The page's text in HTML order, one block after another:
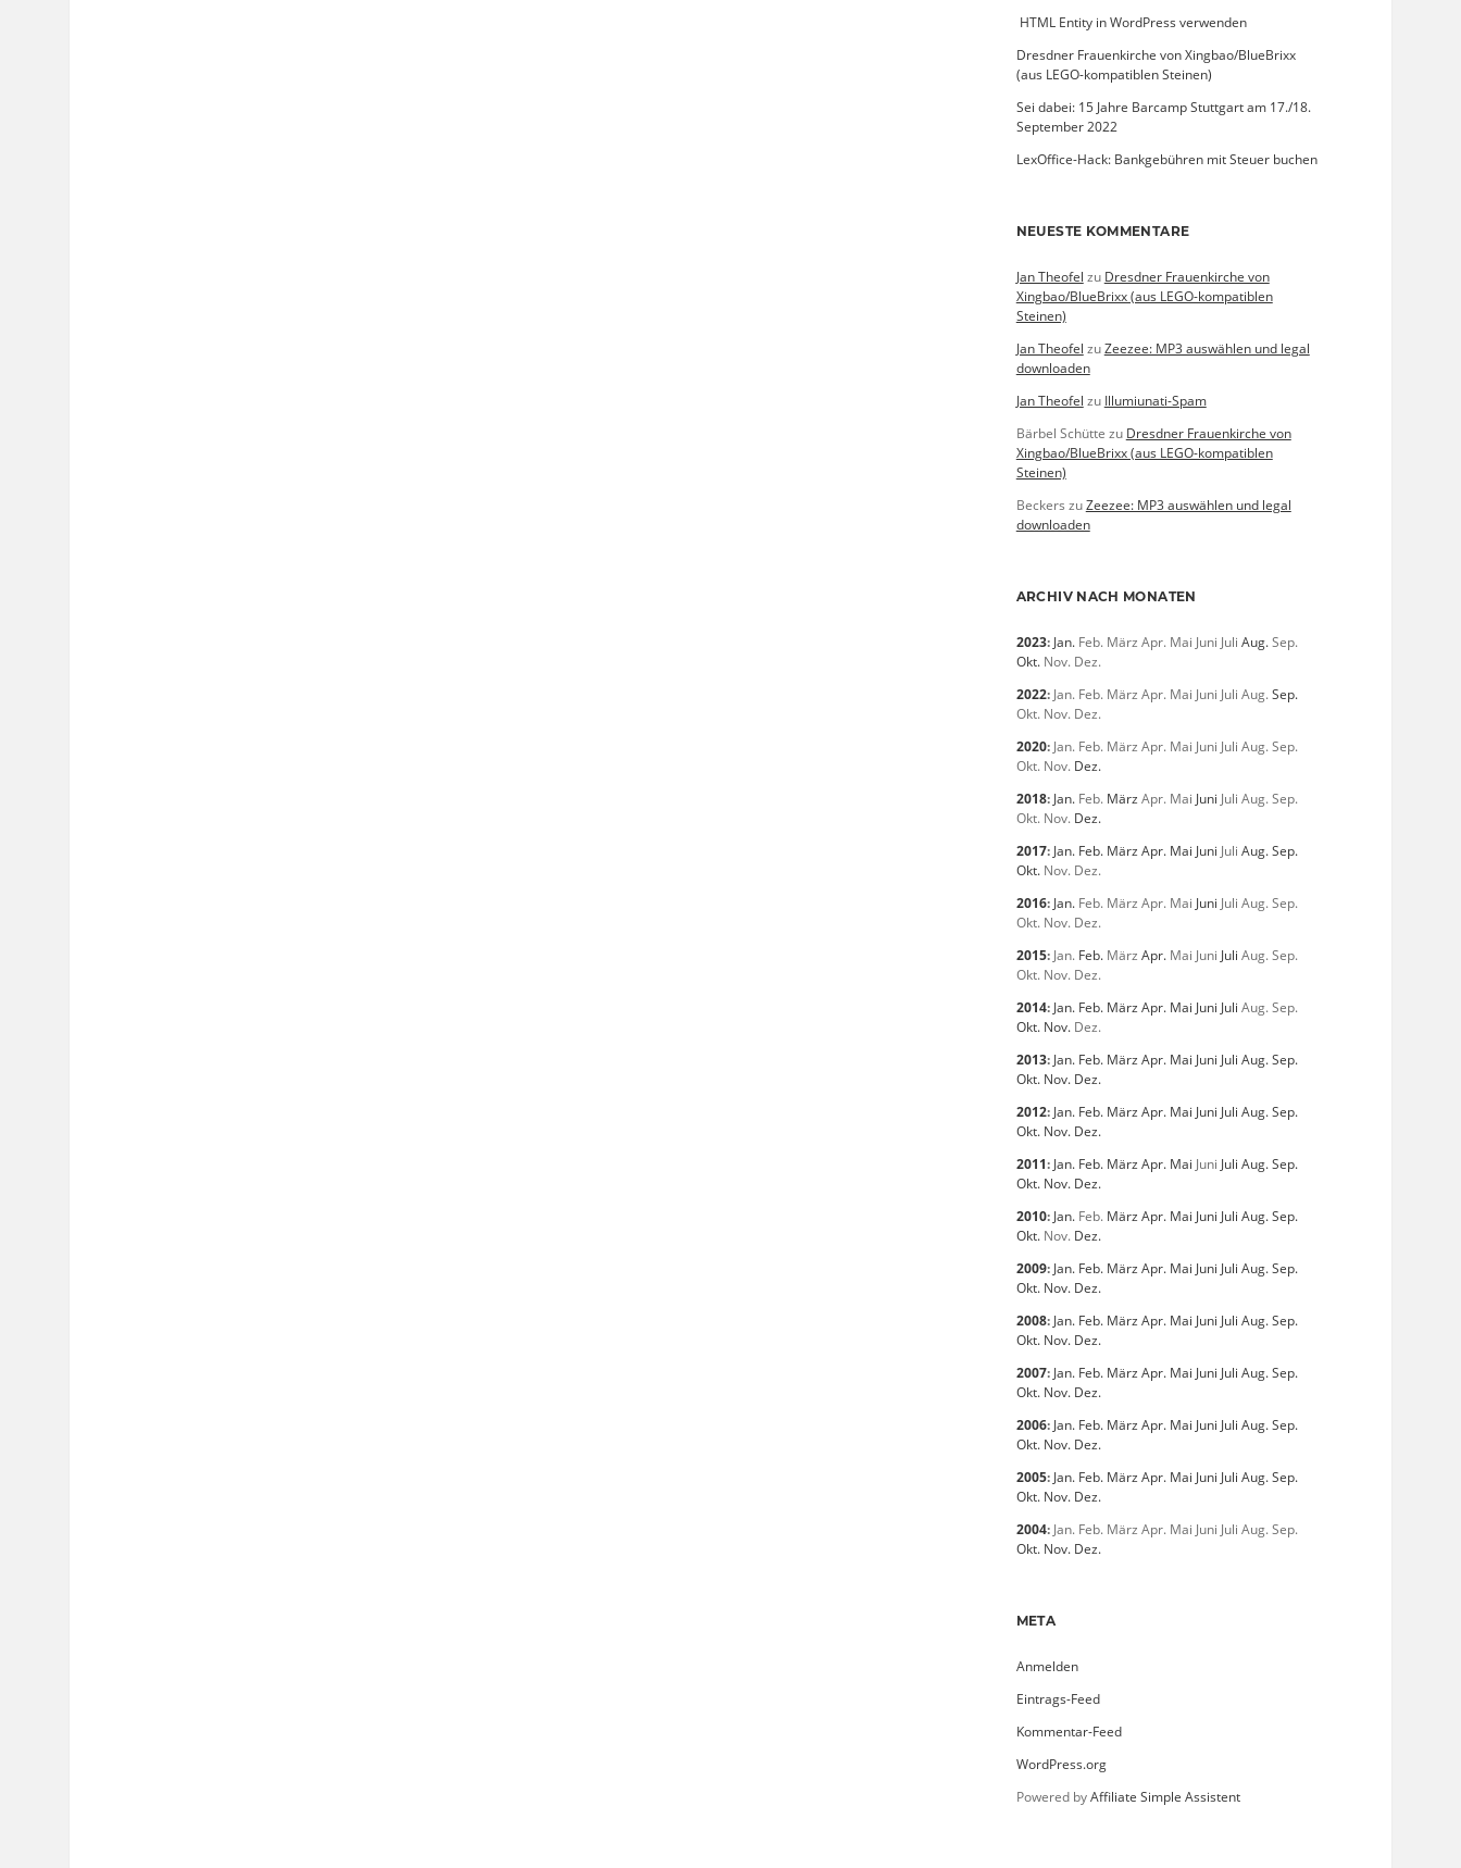
­ HTML Entity in WordPress verwenden
Dresdner Frauenkirche von Xingbao/BlueBrixx
(aus LEGO-kompatiblen Steinen)
Sei dabei: 15 Jahre Barcamp Stuttgart am 17./18.
September 2022
LexOffice-Hack: Bankgebühren mit Steuer buchen
NEUESTE KOMMENTARE
Jan Theofel zu Dresdner Frauenkirche von
Xingbao/BlueBrixx (aus LEGO-kompatiblen
Steinen)
Jan Theofel zuZeezee: MP3 auswählen und legal
downloaden
Jan Theofel zu Illumiunati-Spam
Bärbel Schütte zu Dresdner Frauenkirche von
Xingbao/BlueBrixx (aus LEGO-kompatiblen
Steinen)
Beckers zuZeezee: MP3 auswählen und legal
downloaden
ARCHIV NACH MONATEN
2023: Jan. Feb. März Apr. Mai Juni Juli Aug.Sep.
Okt. Nov. Dez.
2022: Jan. Feb. März Apr. Mai Juni Juli Aug.Sep.
Okt. Nov. Dez.
2020: Jan. Feb. März Apr. Mai Juni Juli Aug.Sep.
Okt. Nov. Dez.
2018: Jan. Feb. März Apr. Mai Juni Juli Aug.Sep.
Okt. Nov. Dez.
2017: Jan. Feb. März Apr. Mai Juni Juli Aug.Sep.
Okt. Nov. Dez.
2016: Jan. Feb. März Apr. Mai Juni Juli Aug.Sep.
Okt. Nov. Dez.
2015: Jan. Feb. März Apr. Mai Juni Juli Aug.Sep.
Okt. Nov. Dez.
2014: Jan. Feb. März Apr. Mai Juni Juli Aug.Sep.
Okt. Nov. Dez.
2013: Jan. Feb. März Apr. Mai Juni Juli Aug.Sep.
Okt. Nov. Dez.
2012: Jan. Feb. März Apr. Mai Juni Juli Aug.Sep.
Okt. Nov. Dez.
2011: Jan. Feb. März Apr. Mai Juni Juli Aug.Sep.
Okt. Nov. Dez.
2010: Jan. Feb. März Apr. Mai Juni Juli Aug.Sep.
Okt. Nov. Dez.
2009: Jan. Feb. März Apr. Mai Juni Juli Aug.Sep.
Okt. Nov. Dez.
2008: Jan. Feb. März Apr. Mai Juni Juli Aug.Sep.
Okt. Nov. Dez.
2007: Jan. Feb. März Apr. Mai Juni Juli Aug.Sep.
Okt. Nov. Dez.
2006: Jan. Feb. März Apr. Mai Juni Juli Aug.Sep.
Okt. Nov. Dez.
2005: Jan. Feb. März Apr. Mai Juni Juli Aug.Sep.
Okt. Nov. Dez.
2004: Jan. Feb. März Apr. Mai Juni Juli Aug.Sep.
Okt. Nov. Dez.
META
Anmelden
Eintrags-Feed
Kommentar-Feed
WordPress.org
Powered byAffiliate Simple Assistent